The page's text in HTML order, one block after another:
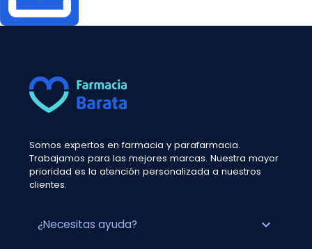
Somos expertos en farmacia y parafarmacia.
Trabajamos para las mejores marcas. Nuestra mayor
prioridad es la atención personalizada a nuestros
clientes.
¿Necesitas ayuda? expand_more